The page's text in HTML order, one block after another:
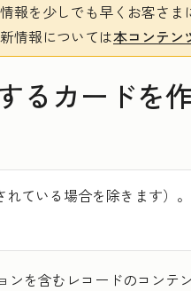
報を少しでも早くお客さ
情報については本コンテン
るカードを
ている場合を除きます）。
を含むレコードのコンテ